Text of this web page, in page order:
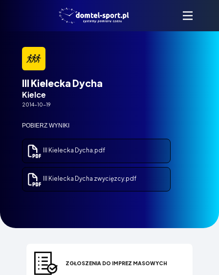
III Kielecka Dycha
Kielce
2014-10-19
POBIERZ WYNIKI
III Kielecka Dycha.pdf
III Kielecka Dycha zwycięzcy.pdf
ZGŁOSZENIA DO IMPREZ MASOWYCH